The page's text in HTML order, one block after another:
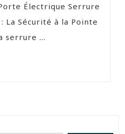
Électrique Serrure
La Sécurité à la Pointe
serrure ...